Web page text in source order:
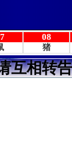
互相转